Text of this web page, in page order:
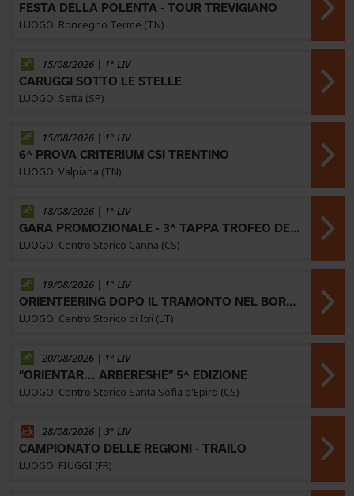
FESTA DELLA POLENTA - TOUR TREVIGIANO
LUOGO: Roncegno Terme (TN)
15/08/2026 | 1° LIV
CARUGGI SOTTO LE STELLE
LUOGO: Setta (SP)
15/08/2026 | 1° LIV
6^ PROVA CRITERIUM CSI TRENTINO
LUOGO: Valpiana (TN)
18/08/2026 | 1° LIV
GARA PROMOZIONALE - 3^ TAPPA TROFEO DEL SUD
LUOGO: Centro Storico Canna (CS)
19/08/2026 | 1° LIV
ORIENTEERING DOPO IL TRAMONTO NEL BORGO MEDIEVALE
LUOGO: Centro Storico di Itri (LT)
20/08/2026 | 1° LIV
“ORIENTAR... ARBERESHE” 5^ EDIZIONE
LUOGO: Centro Storico Santa Sofia d'Epiro (CS)
28/08/2026 | 3° LIV
CAMPIONATO DELLE REGIONI - TRAILO
LUOGO: FIUGGI (FR)